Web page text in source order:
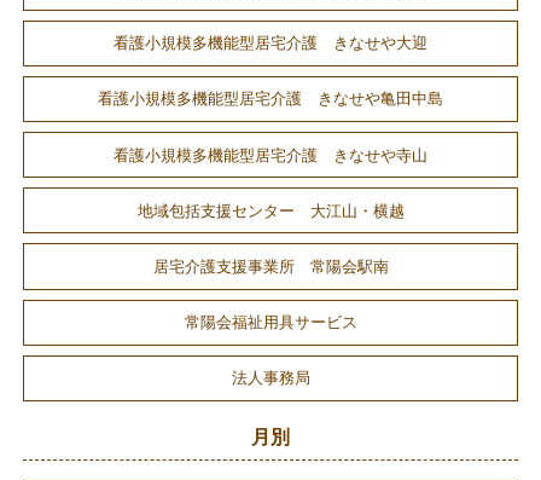
看護小規模多機能型居宅介護 きなせや大迎
看護小規模多機能型居宅介護 きなせや亀田中島
看護小規模多機能型居宅介護 きなせや寺山
地域包括支援センター 大江山・横越
居宅介護支援事業所 常陽会駅南
常陽会福祉用具サービス
法人事務局
月別